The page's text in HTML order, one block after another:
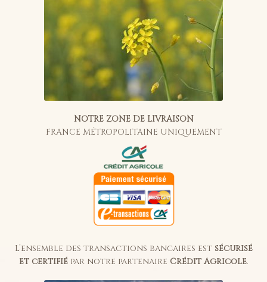
NOTRE ZONE DE LIVRAISON
FRANCE MÉTROPOLITAINE UNIQUEMENT
L’ensemble des transactions bancaires est sécurisé
et certifiépar notre partenaire Crédit Agricole.